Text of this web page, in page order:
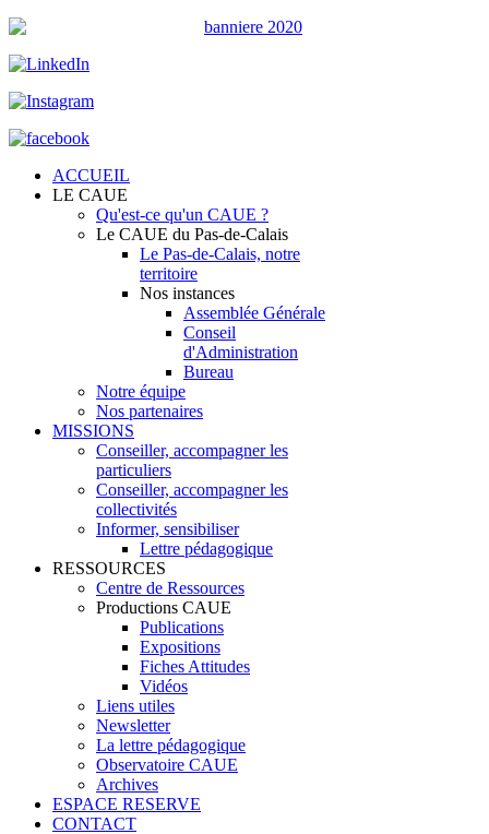
ACCUEIL
LE CAUE
Qu'est-ce qu'un CAUE ?
Le CAUE du Pas-de-Calais
Le Pas-de-Calais, notre
territoire
Nos instances
Assemblée Générale
Conseil
d'Administration
Bureau
Notre équipe
Nos partenaires
MISSIONS
Conseiller, accompagner les
particuliers
Conseiller, accompagner les
collectivités
Informer, sensibiliser
Lettre pédagogique
RESSOURCES
Centre de Ressources
Productions CAUE
Publications
Expositions
Fiches Attitudes
Vidéos
Liens utiles
Newsletter
La lettre pédagogique
Observatoire CAUE
Archives
ESPACE RESERVE
CONTACT